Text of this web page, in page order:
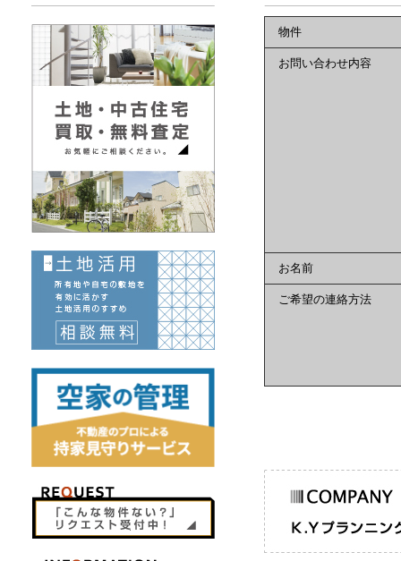
物件
お問い合わせ内容
お名前
ご希望の連絡方法